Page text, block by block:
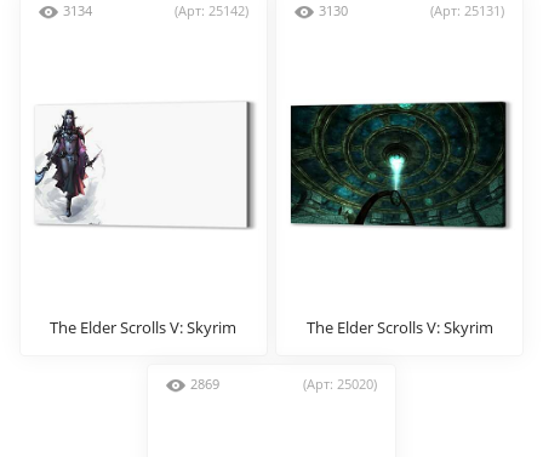
3134 (Арт: 25142)
The Elder Scrolls V: Skyrim
3130 (Арт: 25131)
The Elder Scrolls V: Skyrim
2869 (Арт: 25020)